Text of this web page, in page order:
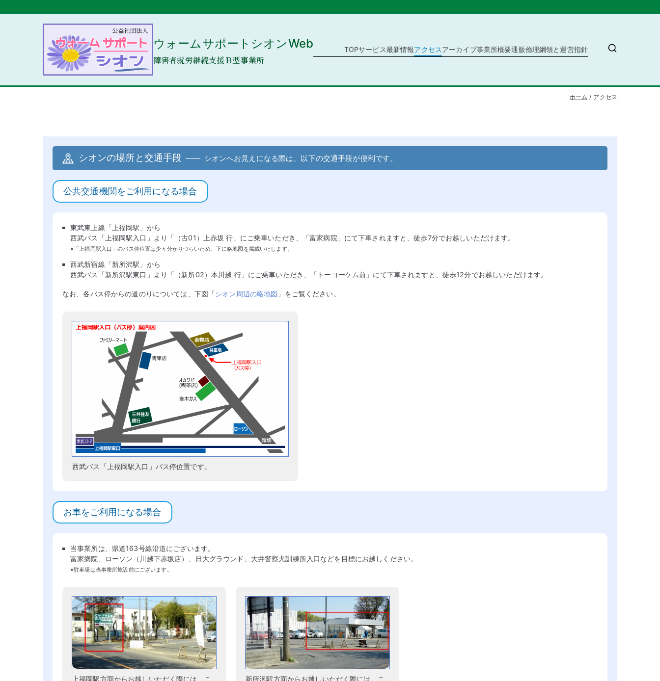
ウォームサポートシオンWeb
障害者就労継続支援Ｂ型事業所
TOPサービス最新情報アクセスアーカイブ事業所概要通販倫理綱領と運営指針
ホーム アクセス
シオンの場所と交通手段 シオンへお見えになる際は、以下の交通手段が便利です。
公共交通機関をご利用になる場合
東武東上線「上福岡駅」から
西武バス「上福岡駅入口」より「（古01）上赤坂 行」にご乗車いただき、「富家病院」にて下車されますと、徒歩7分でお越しいただけます。
※「上福岡駅入口」のバス停位置は少々分かりづらいため、下に略地図を掲載いたします。
西武新宿線「新所沢駅」から
西武バス「新所沢駅東口」より「（新所02）本川越 行」にご乗車いただき、「トーヨーケム前」にて下車されますと、徒歩12分でお越しいただけます。
なお、各バス停からの道のりについては、下図「シオン周辺の略地図 」をご覧ください。
西武バス「上福岡駅入口」バス停位置です。
お車をご利用になる場合
当事業所は、県道163号線沿道にございます。
富家病院、ローソン（川越下赤坂店）、日大グラウンド、大井警察犬訓練所入口などを目標にお越しください。
※駐車場は当事業所施設前にございます。
上福岡駅方面からお越しいただく際には、こ
新所沢駅方面からお越しいただく際には、こ